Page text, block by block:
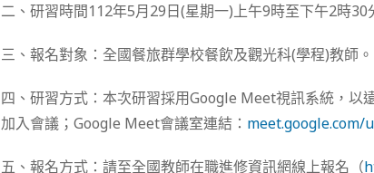
二、研習時間112年5月29日(星期一)上午9時至下午2時30
三、報名對象：全國餐旅群學校餐飲及觀光科(學程)教師。
四、研習方式：本次研習採用Google Meet視訊系統，以
加入會議；Google Meet會議室連結： meet.google.com/
五、報名方式：請至全國教師在職進修資訊網線上報名（